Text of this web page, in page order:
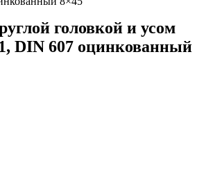
головкой и усом
DIN 607 оцинкованный